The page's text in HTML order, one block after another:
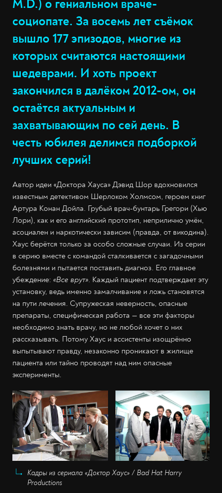
M.D.) о гениальном враче-
социопате. За восемь лет съёмок
вышло 177 эпизодов, многие из
которых считаются настоящими
шедеврами. И хоть проект
закончился в далёком 2012-ом, он
остаётся актуальным и
захватывающим по сей день. В
честь юбилея делимся подборкой
лучших серий!
Автор идеи «Доктора Хауса» Дэвид Шор вдохновился
известным детективом Шерлоком Холмсом, героем книг
Артура Конан Дойла. Грубый врач-бунтарь Грегори (Хью
Лори), как и его английский прототип, неприлично умён,
асоциален и наркотически зависим (правда, от викодина).
Хаус берётся только за особо сложные случаи. Из серии
в серию вместе с командой сталкивается с загадочными
болезнями и пытается поставить диагноз. Его главное
убеждение: «Все врут». Каждый пациент подтверждает эту
установку, ведь именно замалчивание и ложь становятся
на пути лечения. Супружеская неверность, опасные
препараты, специфическая работа — все эти факторы
необходимо знать врачу, но не любой хочет о них
рассказывать. Потому Хаус и ассистенты изощрённо
выпытывают правду, незаконно проникают в жилище
пациента или тайно проводят над ним опасные
эксперименты.
Кадры из сериала «Доктор Хаус» / Bad Hat Harry
Productions